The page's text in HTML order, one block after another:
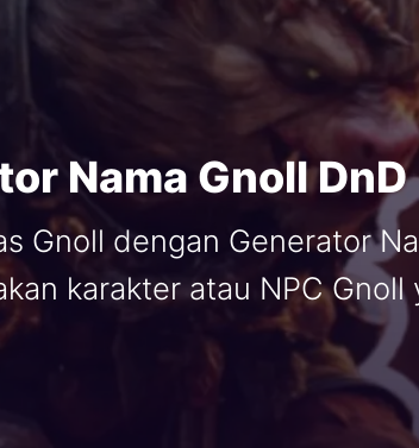
Nama Gnoll DnD
Gnoll dengan Generator
karakter atau NPC Gnoll